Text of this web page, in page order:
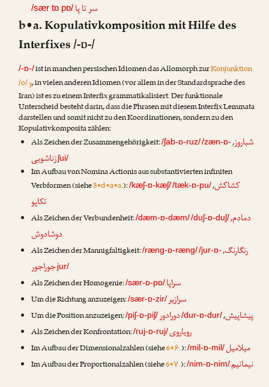
سر تا پا/sær tɒ pɒ/
b•a. Kopulativkomposition mit Hilfe des
Interfixes /-ɒ-/
/-ɒ-/ist in manchen persischen Idiomen das Allomorph zurKonjunktion
/o/و, in vielen anderen Idiomen (vor allem in der Standardsprache des
Iran) ist es zu einem Interfix grammatikalisiert. Der funktionale
Unterscheid besteht darin, dass die Phrasen mit diesem Interfix Lemmata
darstellen und somit nicht zu den Koordinationen, sondern zu den
Kopulativkomposita zählen:
Als Zeichen der Zusammengehörigkeit:/ʃab-ɒ-ruz/ شباروز,
/zæn-ɒ-
ʃui/زناشویی
Im Aufbau von Nomina Actionis aus substantivierten infiniten
Verbformen (siehe3•d•a•a.):/kæʃ-ɒ-kæʃ/ کشاکش,
/tæk-ɒ-pu/
تکاپو
Als Zeichen der Verbundenheit:/dæm-ɒ-dæm/ دمادم,
/duʃ-ɒ-duʃ/
دوشادوش
Als Zeichen der Mannigfaltigkeit:/ræng-ɒ-ræng/ رنگارنگ,
/jur-ɒ-
jur/جوراجور
Als Zeichen der Homogenie:/sær-ɒ-pɒ/سراپا
Um die Richtung anzuzeigen:/sær-ɒ-zir/سرازیر
Um die Position anzuzeigen:/piʃ-ɒ-piʃ/ پیشاپیش,
/dur-ɒ-dur/دورادور
Als Zeichen der Konfrontation:/ruj-ɒ-ruj/رویاروی
Im Aufbau der Dimensionalzahlen (siehe6•۶.):/mil-ɒ-mil/میلامیل
Im Aufbau der Proportionalzahlen (siehe6•۷.):/nim-ɒ-nim/نیمانیم